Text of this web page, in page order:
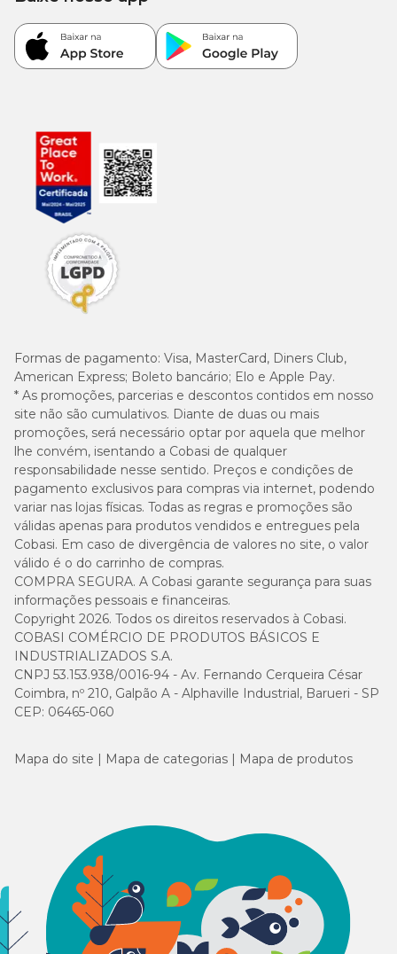
Formas de pagamento: Visa, MasterCard, Diners Club,
American Express; Boleto bancário; Elo e Apple Pay.
* As promoções, parcerias e descontos contidos em nosso
site não são cumulativos. Diante de duas ou mais
promoções, será necessário optar por aquela que melhor
lhe convém, isentando a Cobasi de qualquer
responsabilidade nesse sentido. Preços e condições de
pagamento exclusivos para compras via internet, podendo
variar nas lojas físicas. Todas as regras e promoções são
válidas apenas para produtos vendidos e entregues pela
Cobasi. Em caso de divergência de valores no site, o valor
válido é o do carrinho de compras.
COMPRA SEGURA. A Cobasi garante segurança para suas
informações pessoais e financeiras.
Copyright 2026. Todos os direitos reservados à Cobasi.
COBASI COMÉRCIO DE PRODUTOS BÁSICOS E
INDUSTRIALIZADOS S.A.
CNPJ 53.153.938/0016-94 - Av. Fernando Cerqueira César
Coimbra, nº 210, Galpão A - Alphaville Industrial, Barueri - SP
CEP: 06465-060
Mapa do site Mapa de categorias Mapa de produtos